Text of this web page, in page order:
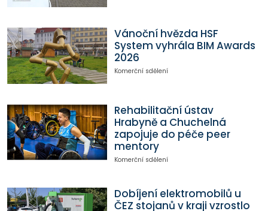
Vánoční hvězda HSF
System vyhrála BIM Awards
2026
Komerční sdělení
Rehabilitační ústav
Hrabyně a Chuchelná
zapojuje do péče peer
mentory
Komerční sdělení
Dobíjení elektromobilů u
ČEZ stojanů v kraji vzrostlo